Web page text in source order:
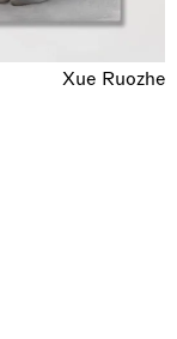
Xue Ruozhe